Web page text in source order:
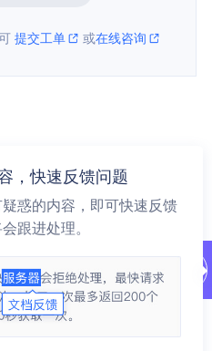
提交工单 或在线咨询
，快速反馈问题
惑的内容，即可快速反馈
跟进处理。